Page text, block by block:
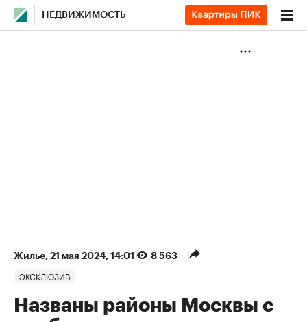
НЕДВИЖИМОСТЬ
Жилье⁠, 21 мая 2024, 14:01 8 563
ЭКСКЛЮЗИВ
Названы районы Москвы с